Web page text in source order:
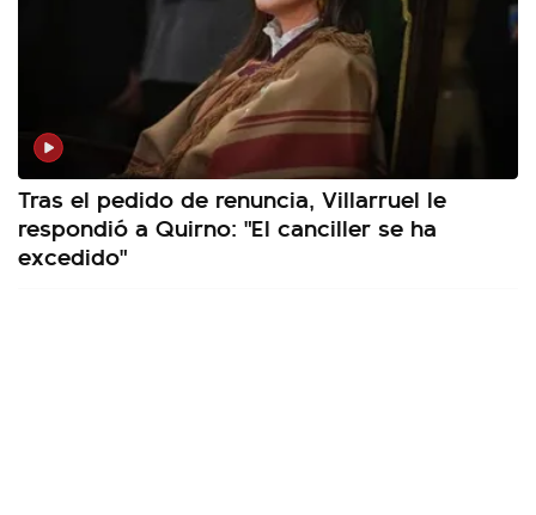
Tras el pedido de renuncia, Villarruel le
respondió a Quirno: "El canciller se ha
excedido"